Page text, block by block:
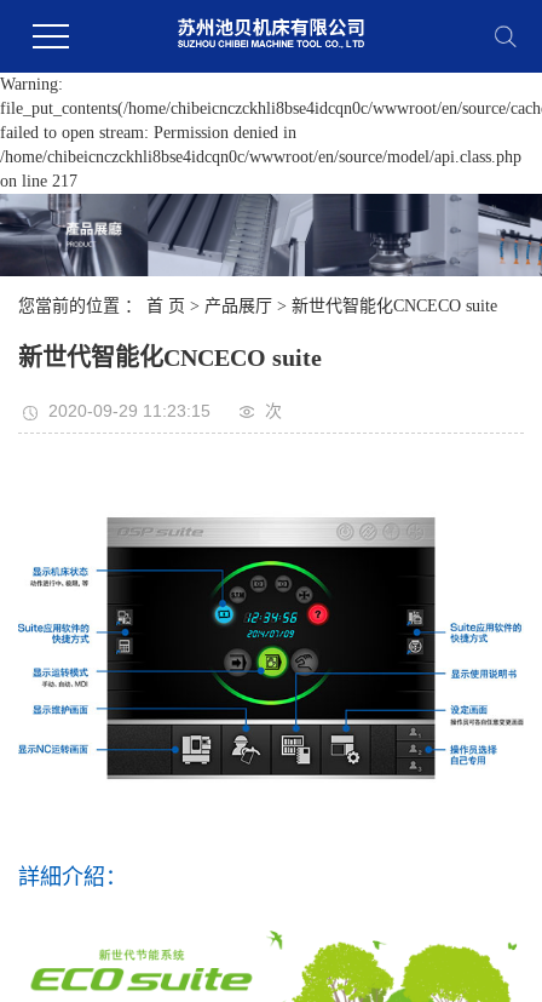
Warning:
file_put_contents(/home/chibeicnczckhli8bse4idcqn0c/wwwroot/en/source/
failed to open stream: Permission denied in
/home/chibeicnczckhli8bse4idcqn0c/wwwroot/en/source/model/api.class.php
on line 217
您當前的位置 ： 首 页 > 产品展厅 > 新世代智能化CNCECO suite
新世代智能化CNCECO suite
2020-09-29 11:23:15 次
詳細介紹：